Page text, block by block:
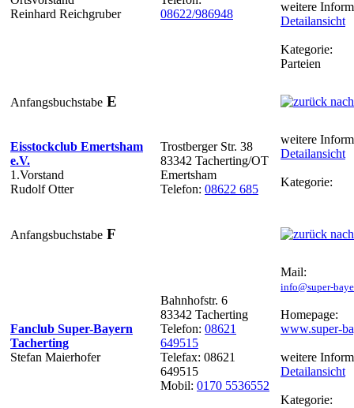
Reinhard Reichgruber
08622/986948
weitere
Detailansicht
Kategorie:
Parteien
Anfangsbuchstabe E
Eisstockclub Emertsham
e.V.
1.Vorstand
Rudolf Otter
Trostberger Str. 38
83342 Tacherting/OT
Emertsham
Telefon: 08622 685
weitere
Detailansicht
Kategorie:
Anfangsbuchstabe F
Fanclub Super-Bayern
Tacherting
Stefan Maierhofer
Bahnhofstr. 6
83342 Tacherting
Telefon: 08621
649515
Telefax: 08621
649515
Mobil: 0170 5536552
Mail:
info@super-
Homepage:
www.super-
weitere
Detailansicht
Kategorie: